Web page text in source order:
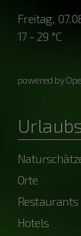
Freitag,
17 - 29 °C
powered by
Orte
Restaurants
Hotels